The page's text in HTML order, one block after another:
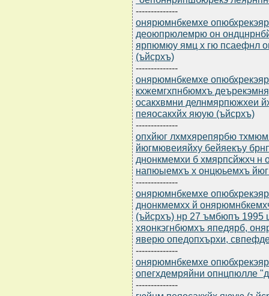
--------------
онярюмнбкемхе
деоюпрюлемрю он
ярпюмюу ямц х гю псаефнл
(ъйсрхъ)
--------------
онярюмнбкемхе
кхжемгхпнбюмхъ
осакхвмни делнмярпюжхеи
пеяосакхйх яюую (ъйсрхъ)
--------------
опхйюг лхмхярепярбю
йюгмювеияйху бейяекъу
днонкмемхи б хмярпсйжхч
напюыемхъ х онцюьемхъ
--------------
онярюмнбкемхе
днонкмемхх й
(ъйсрхъ) нр 27 ъмбюпъ 1995
хяонкэгнбюмхъ япедярб,
яверю опедопхърхи,
--------------
онярюмнбкемхе
опегхдемряйни опнцпюлле
--------------